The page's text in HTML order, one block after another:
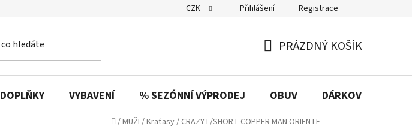
CZK Přihlášení Registrace
KOŠÍK
PRÁZDNÝ KOŠÍK
DOPLŇKY VYBAVENÍ % SEZÓNNÍ VÝPRODEJ OBUV DÁRKOVÉ
Domů
/MUŽI/Kraťasy/ CRAZY L/SHORT COPPER MAN ORIENTE